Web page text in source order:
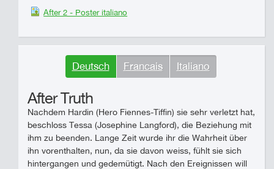
After 2 - Poster italiano
Deutsch Francais Italiano
After Truth
Nachdem Hardin (Hero Fiennes-Tiffin) sie sehr verletzt hat,
beschloss Tessa (Josephine Langford), die Beziehung mit
ihm zu beenden. Lange Zeit wurde ihr die Wahrheit über
ihn vorenthalten, nun, da sie davon weiss, fühlt sie sich
hintergangen und gedemütigt. Nach den Ereignissen will